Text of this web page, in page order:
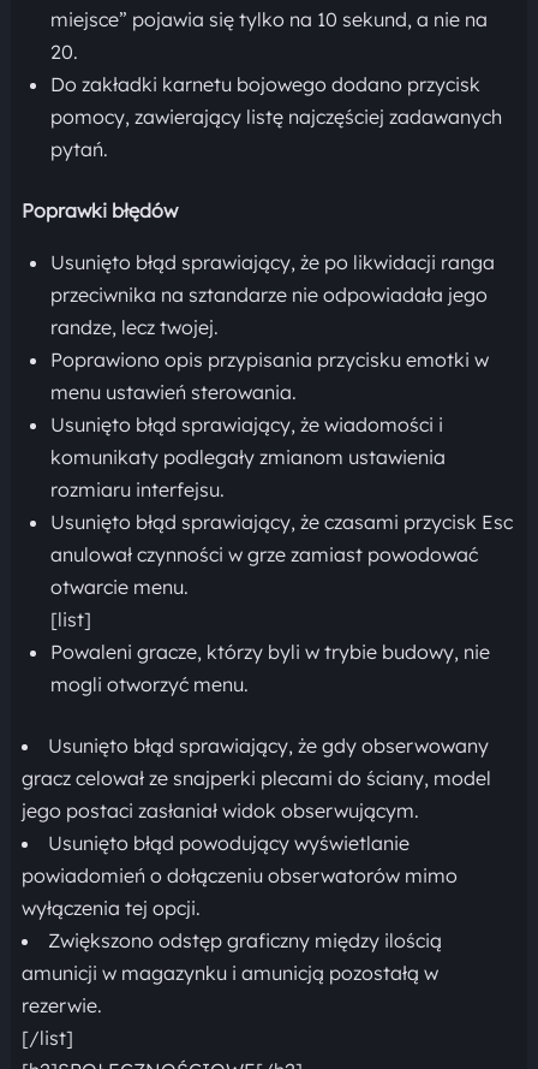
miejsce” pojawia się tylko na 10 sekund, a nie na
20.
Do zakładki karnetu bojowego dodano przycisk
pomocy, zawierający listę najczęściej zadawanych
pytań.
Poprawki błędów
Usunięto błąd sprawiający, że po likwidacji ranga
przeciwnika na sztandarze nie odpowiadała jego
randze, lecz twojej.
Poprawiono opis przypisania przycisku emotki w
menu ustawień sterowania.
Usunięto błąd sprawiający, że wiadomości i
komunikaty podlegały zmianom ustawienia
rozmiaru interfejsu.
Usunięto błąd sprawiający, że czasami przycisk Esc
anulował czynności w grze zamiast powodować
otwarcie menu.
[list]
Powaleni gracze, którzy byli w trybie budowy, nie
mogli otworzyć menu.
Usunięto błąd sprawiający, że gdy obserwowany
gracz celował ze snajperki plecami do ściany, model
jego postaci zasłaniał widok obserwującym.
Usunięto błąd powodujący wyświetlanie
powiadomień o dołączeniu obserwatorów mimo
wyłączenia tej opcji.
Zwiększono odstęp graficzny między ilością
amunicji w magazynku i amunicją pozostałą w
rezerwie.
[/list]